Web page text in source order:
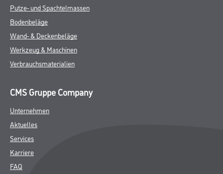
Putze- und Spachtelmassen
Bodenbeläge
Wand- & Deckenbeläge
Werkzeug & Maschinen
Verbrauchsmaterialien
CMS Gruppe Company
Unternehmen
Aktuelles
Services
Karriere
FAQ